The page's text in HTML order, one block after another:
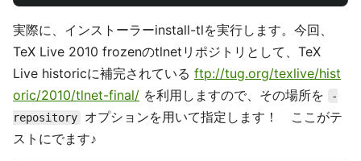
実際に、インストーラーinstall-tlを実行します。今回、
TeX Live 2010 frozenのtlnetリポジトリとして、TeX
Live historicに補完されている ftp://tug.org/texlive/hist
oric/2010/tlnet-final/ を利用しますので、その場所を
-
repository
オプションを用いて指定します！ ここがテ
ストにでます♪